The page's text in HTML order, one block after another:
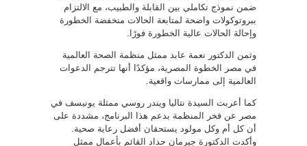
ضمن نموذج تكاملي بين القابلة والطبيب، مع الالتزام
ببروتوكولات واضحة لمتابعة الحالات منخفضة الخطورة
وإحالة الحالات عالية الخطورة فورًا.
وثمن الدكتور نعمة عابد ممثل منظمة الصحة العالمية
في مصر الخطوة المصرية، مؤكدًا أنها تترجم الدعوات
العالمية إلى ممارسات واقعية.
كما أعربت السيدة نتاليا ويندر روسي ممثلة يونيسف في
مصر عن فخر المنظمة بدعم هذا البرنامج، مشددة على
أن كل أم وكل مولود يستحقان أفضل رعاية صحية.
وأكدت الدكتورة جيرمان حداد القائم بأعمال ممثل